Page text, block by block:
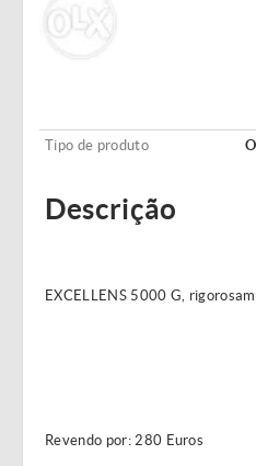
Tipo de produto
Descrição
EXCELLENS 5000 G,
Revendo por: 280 Euros